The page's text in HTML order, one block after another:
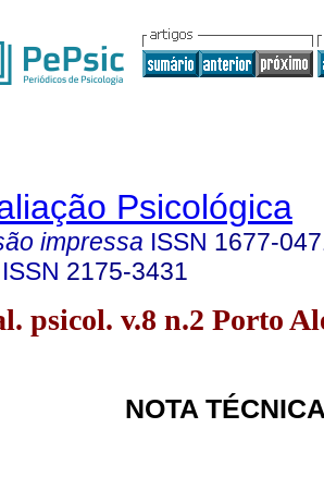
Psicológica
impressa ISSN 1677-
ISSN 2175-3431
psicol. v.8 n.2 Porto
NOTA